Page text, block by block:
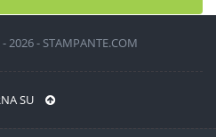
2026 - STAMPANTE.COM
SU